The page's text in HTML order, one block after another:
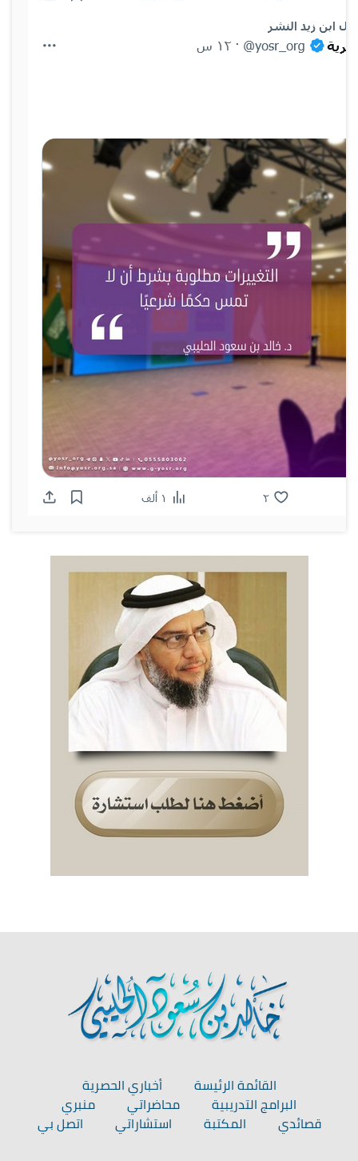
القائمة الرئيسة
أخباري الحصرية
البرامج التدريبية
محاضراتي
منبري
قصائدي
المكتبة استشاراتي اتصل بي